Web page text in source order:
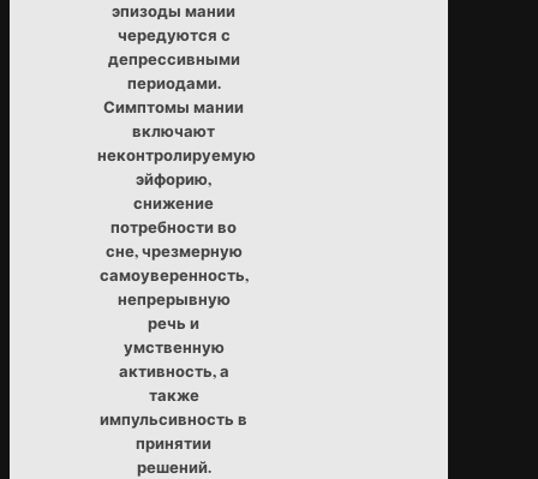
эпизоды мании
чередуются с
депрессивными
периодами.
Симптомы мании
включают
неконтролируемую
эйфорию,
снижение
потребности во
сне, чрезмерную
самоуверенность,
непрерывную
речь и
умственную
активность, а
также
импульсивность в
принятии
решений.